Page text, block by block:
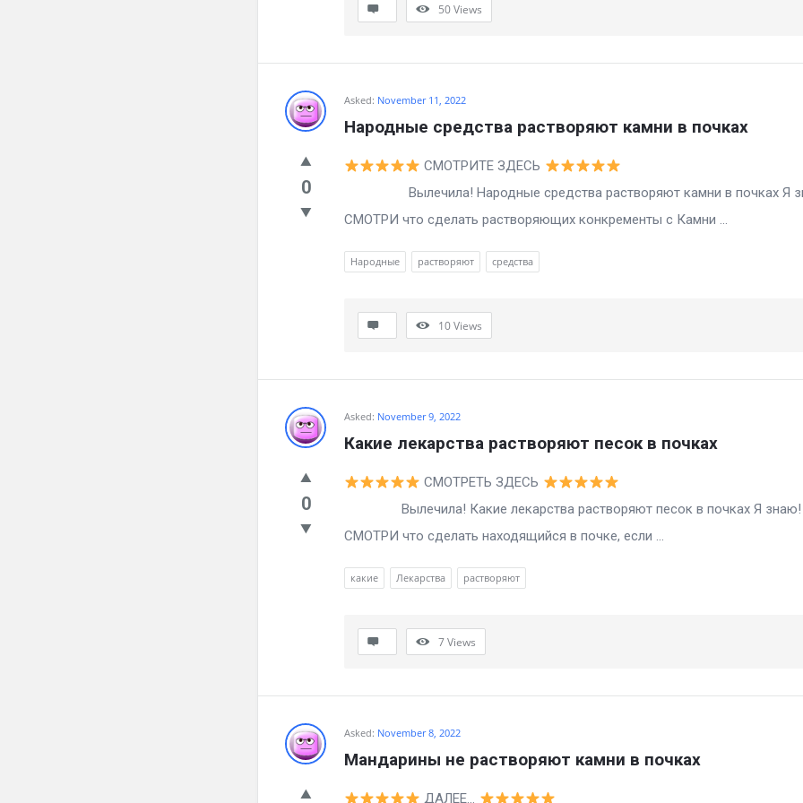
50Views
Asked: November 11, 2022
Народные средства растворяют камни в почках
0
СМОТРИТЕ ЗДЕСЬ
Вылечила! Народные средства растворяют камни в почках Я
СМОТРИ что сделать растворяющих конкременты с Камни ...
Народные растворяют средства
10Views
Asked: November 9, 2022
Какие лекарства растворяют песок в почках
0
СМОТРЕТЬ ЗДЕСЬ
Вылечила! Какие лекарства растворяют песок в почках Я знаю!
СМОТРИ что сделать находящийся в почке, если ...
какие Лекарства растворяют
7Views
Asked: November 8, 2022
Мандарины не растворяют камни в почках
ДАЛЕЕ…